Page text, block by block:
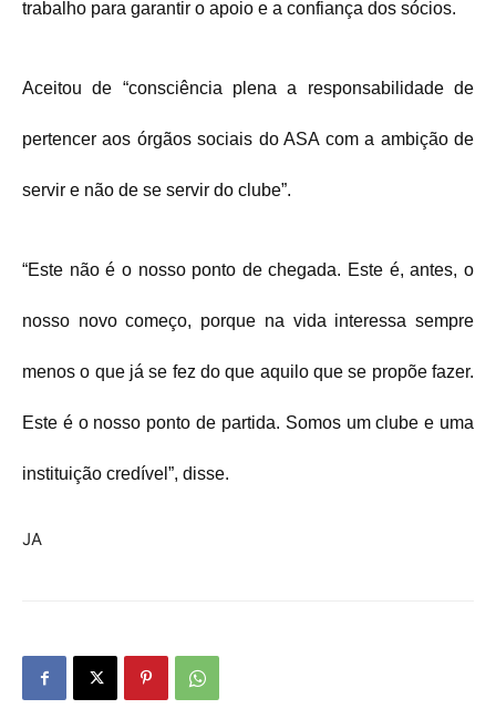
trabalho para garantir o apoio e a confiança dos sócios.
Aceitou de “consciência plena a responsabilidade de
pertencer aos órgãos sociais do ASA com a ambição de
servir e não de se servir do clube”.
“Este não é o nosso ponto de chegada. Este é, antes, o
nosso novo começo, porque na vida interessa sempre
menos o que já se fez do que aquilo que se propõe fazer.
Este é o nosso ponto de partida. Somos um clube e uma
instituição credível”, disse.
JA